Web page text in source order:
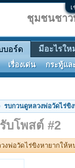
รบกวนดูหลวงพ่อวัดไร่ขิ
บโพสต์ #2
งพ่อวัดไร่ขิงหายากให้ห
ชุมชนชาว
บอร์ด
เรื่องเด่น กระทู้แล
มีอะไรให